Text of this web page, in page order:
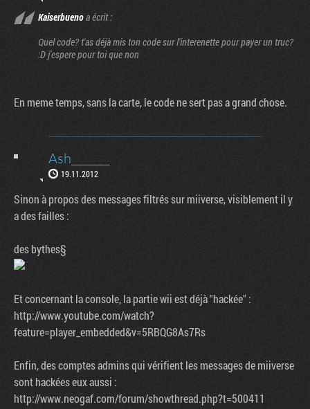
Kaiserbuenoa écrit :
Quel code? t'as déjà mis ton code sur l'interenette pour payer un truc?
:D j'espere pour toi que non
En meme temps, sans la carte, le code ne sert pas a grand chose.
Ash_______
19.11.2012
Sinon à propos des messages filtrés sur miiverse, visiblement il y
a des failles :
des bythes§
Et concernant la console, la partie wii est déjà "hackée" :
http://www.youtube.com/watch?
feature=player_embedded&v=5RBQG8As7Rs
Enfin, des comptes admins qui vérifient les messages de miiverse
sont hackées eux aussi :
http://www.neogaf.com/forum/showthread.php?t=500411